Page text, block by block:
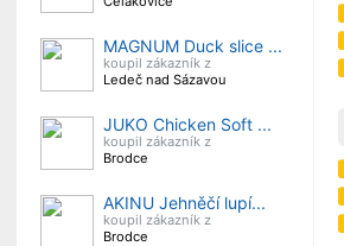
MAGNUM Duck slice ...
koupil zákazník z
Ledeč nad Sázavou
JUKO Chicken Soft ...
koupil zákazník z
Brodce
AKINU Jehněčí lupí...
koupil zákazník z
Brodce